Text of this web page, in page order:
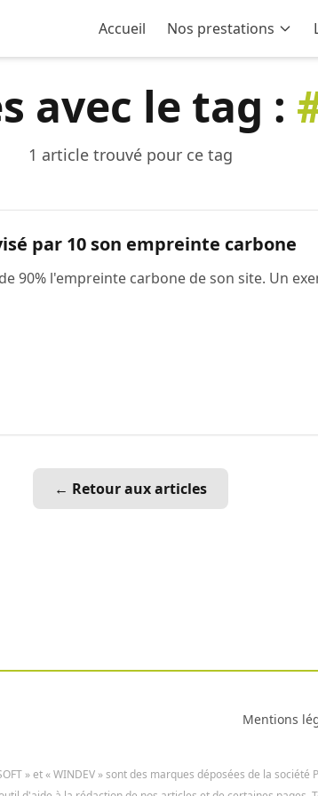
Accueil Nos prestations
avec le tag :
1 article trouvé pour ce tag
par 10 son empreinte carbone
90% l'empreinte carbone de son site. Un
← Retour aux articles
Mentions
» et « WINDEV » sont des marques déposées de la société